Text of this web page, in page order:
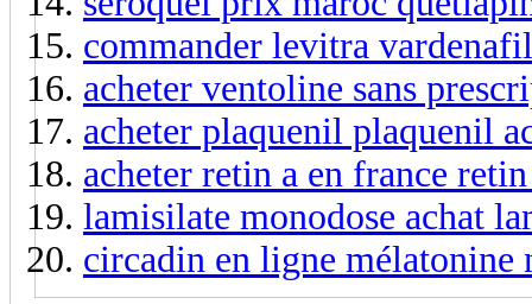
commander levitra
acheter ventoline sans
acheter plaquenil plaquenil
acheter retin a en france
lamisilate monodose achat
circadin en ligne mélatonine